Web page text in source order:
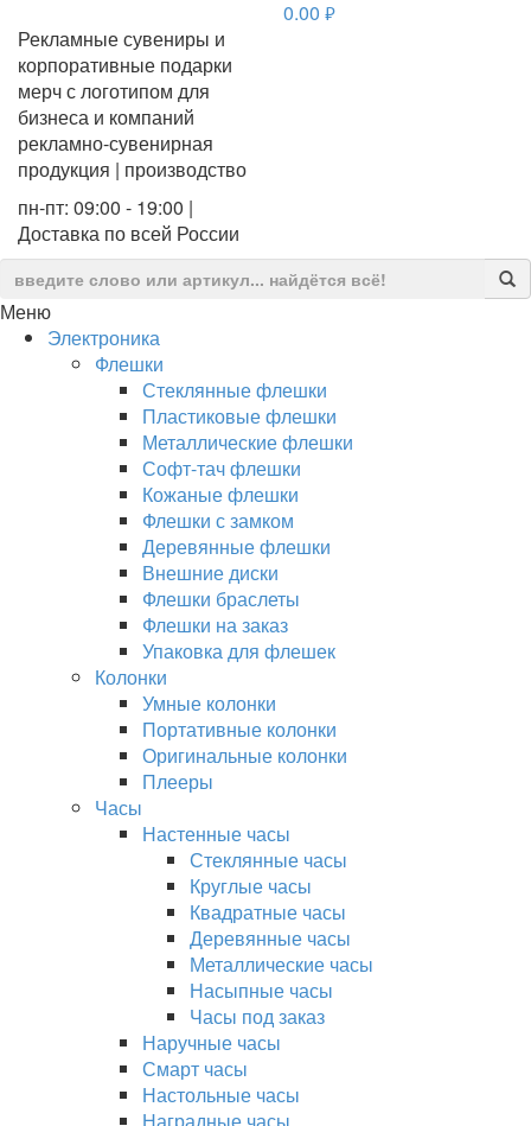
Рекламные сувениры и
корпоративные подарки
мерч с логотипом для
бизнеса и компаний
рекламно-сувенирная
продукция | производство
пн-пт: 09:00 - 19:00 |
Доставка по всей России
0.00 руб.
Меню
Электроника
Флешки
Стеклянные флешки
Пластиковые флешки
Металлические флешки
Софт-тач флешки
Кожаные флешки
Флешки с замком
Деревянные флешки
Внешние диски
Флешки браслеты
Флешки на заказ
Упаковка для флешек
Колонки
Умные колонки
Портативные колонки
Оригинальные колонки
Плееры
Часы
Настенные часы
Стеклянные часы
Круглые часы
Квадратные часы
Деревянные часы
Металлические часы
Насыпные часы
Часы под заказ
Наручные часы
Смарт часы
Настольные часы